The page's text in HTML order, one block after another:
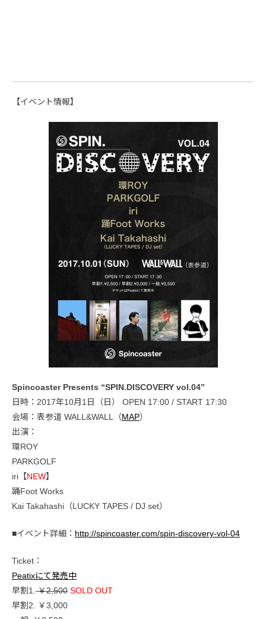
【イベント情報】
Spincoaster Presents “SPIN.DISCOVERY vol.04”
日時：2017年10月1日（日） OPEN 17:00 / START 17:30
会場：表参道 WALL&WALL（MAP）
出演：
環ROY
PARKGOLF
iri【NEW】
踊Foot Works
Kai Takahashi（LUCKY TAPES / DJ set）
■イベント詳細： http://spincoaster.com/spin-discovery-vol-04
Ticket：
Peatixにて発売中
早割1. ￥2,500 SOLD OUT
早割2. ￥3,000